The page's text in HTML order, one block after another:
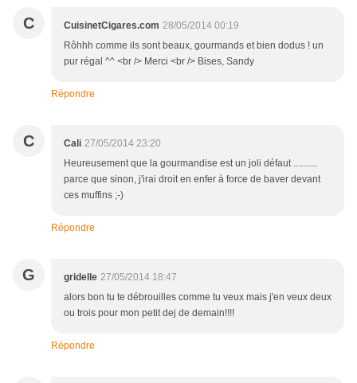
C CuisinetCigares.com 28/05/2014 00:19
Rôhhh comme ils sont beaux, gourmands et bien dodus ! un
pur régal ^^ <br /> Merci <br /> Bises, Sandy
Répondre
C Cali 27/05/2014 23:20
Heureusement que la gourmandise est un joli défaut ..........
parce que sinon, j'irai droit en enfer à force de baver devant
ces muffins ;-)
Répondre
G gridelle 27/05/2014 18:47
alors bon tu te débrouilles comme tu veux mais j'en veux deux
ou trois pour mon petit dej de demain!!!!
Répondre